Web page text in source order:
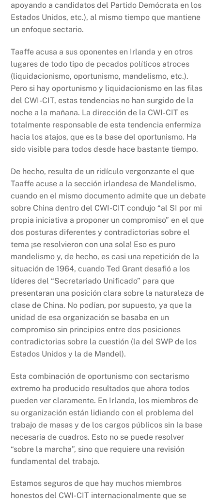
apoyando a candidatos del Partido Demócrata en los
Estados Unidos, etc.), al mismo tiempo que mantiene
un enfoque sectario.
Taaffe acusa a sus oponentes en Irlanda y en otros
lugares de todo tipo de pecados políticos atroces
(liquidacionismo, oportunismo, mandelismo, etc.).
Pero si hay oportunismo y liquidacionismo en las filas
del CWI-CIT, estas tendencias no han surgido de la
noche a la mañana. La dirección de la CWI-CIT es
totalmente responsable de esta tendencia enfermiza
hacia los atajos, que es la base del oportunismo. Ha
sido visible para todos desde hace bastante tiempo.
De hecho, resulta de un ridículo vergonzante el que
Taaffe acuse a la sección irlandesa de Mandelismo,
cuando en el mismo documento admite que un debate
sobre China dentro del CWI-CIT condujo “al SI por mi
propia iniciativa a proponer un compromiso” en el que
dos posturas diferentes y contradictorias sobre el
tema ¡se resolvieron con una sola! Eso es puro
mandelismo y, de hecho, es casi una repetición de la
situación de 1964, cuando Ted Grant desafió a los
líderes del “Secretariado Unificado” para que
presentaran una posición clara sobre la naturaleza de
clase de China. No podían, por supuesto, ya que la
unidad de esa organización se basaba en un
compromiso sin principios entre dos posiciones
contradictorias sobre la cuestión (la del SWP de los
Estados Unidos y la de Mandel).
Esta combinación de oportunismo con sectarismo
extremo ha producido resultados que ahora todos
pueden ver claramente. En Irlanda, los miembros de
su organización están lidiando con el problema del
trabajo de masas y de los cargos públicos sin la base
necesaria de cuadros. Esto no se puede resolver
“sobre la marcha”, sino que requiere una revisión
fundamental del trabajo.
Estamos seguros de que hay muchos miembros
honestos del CWI-CIT internacionalmente que se